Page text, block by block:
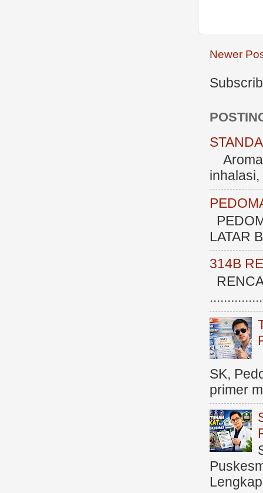
Newer
LATAR
314B
SK,
primer